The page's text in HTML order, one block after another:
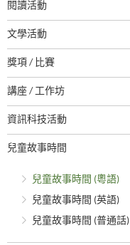
閱讀活動
文學活動
獎項 / 比賽
講座 / 工作坊
資訊科技活動
兒童故事時間
兒童故事時間 (粵語)
兒童故事時間 (英語)
兒童故事時間 (普通話)